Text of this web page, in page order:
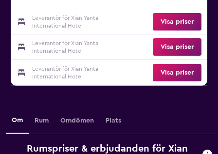
Leverantör för Xian Yanta
International Hotel
Visa priser
Leverantör för Xian Yanta
International Hotel
Visa priser
Leverantör för Xian Yanta
International Hotel
Visa priser
Om Rum Omdömen Plats
Rumspriser & erbjudanden för Xian